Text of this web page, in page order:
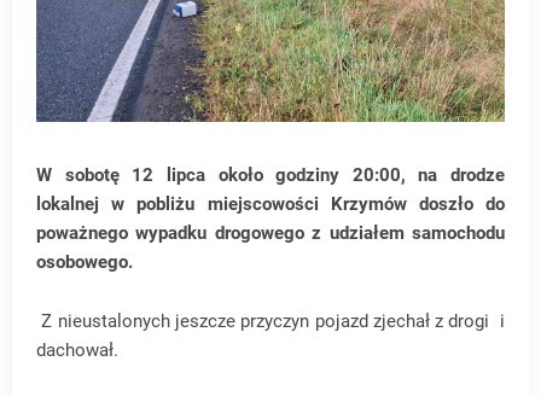
W sobotę 12 lipca około godziny 20:00, na drodze
lokalnej w pobliżu miejscowości Krzymów doszło do
poważnego wypadku drogowego z udziałem samochodu
osobowego.
Z nieustalonych jeszcze przyczyn pojazd zjechał z drogi i
dachował.